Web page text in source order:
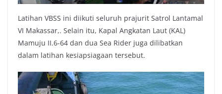
Latihan VBSS ini diikuti seluruh prajurit Satrol Lantamal
VI Makassar,. Selain itu, Kapal Angkatan Laut (KAL)
Mamuju II.6-64 dan dua Sea Rider juga dilibatkan
dalam latihan kesiapsiagaan tersebut.